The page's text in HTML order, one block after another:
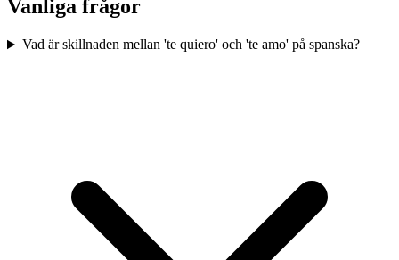
Vanliga frågor
Vad är skillnaden mellan 'te quiero' och 'te amo' på spanska?